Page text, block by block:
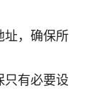
址，确保所
只有必要设